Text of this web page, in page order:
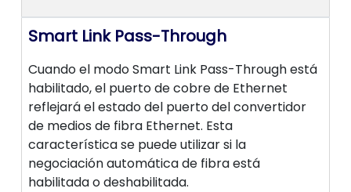
Smart Link Pass-Through
Cuando el modo Smart Link Pass-Through está
habilitado, el puerto de cobre de Ethernet
reflejará el estado del puerto del convertidor
de medios de fibra Ethernet. Esta
característica se puede utilizar si la
negociación automática de fibra está
habilitada o deshabilitada.